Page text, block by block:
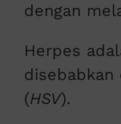
dengan
Herpes
disebabkan
(HSV).